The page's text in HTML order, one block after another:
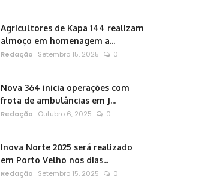
Agricultores de Kapa 144 realizam
almoço em homenagem a...
Redação Setembro 15, 2025 0
Nova 364 inicia operações com
frota de ambulâncias em J...
Redação Outubro 6, 2025 0
Inova Norte 2025 será realizado
em Porto Velho nos dias...
Redação Setembro 15, 2025 0